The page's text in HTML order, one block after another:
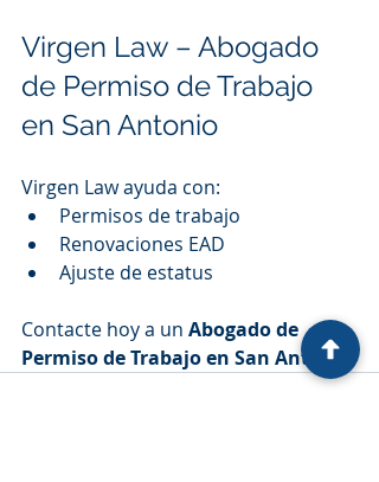
Virgen Law – Abogado
de Permiso de Trabajo
en San Antonio
Virgen Law ayuda con:
Permisos de trabajo
Renovaciones EAD
Ajuste de estatus
Contacte hoy a un Abogado de
Permiso de Trabajo en San Antonio .